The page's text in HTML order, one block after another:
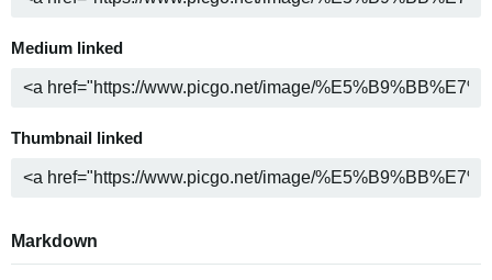
Medium linked
Thumbnail linked
Markdown